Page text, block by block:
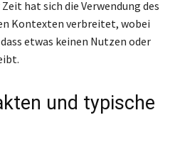
hat sich die Verwendung des
Kontexten verbreitet, wobei
etwas keinen Nutzen oder
und typische